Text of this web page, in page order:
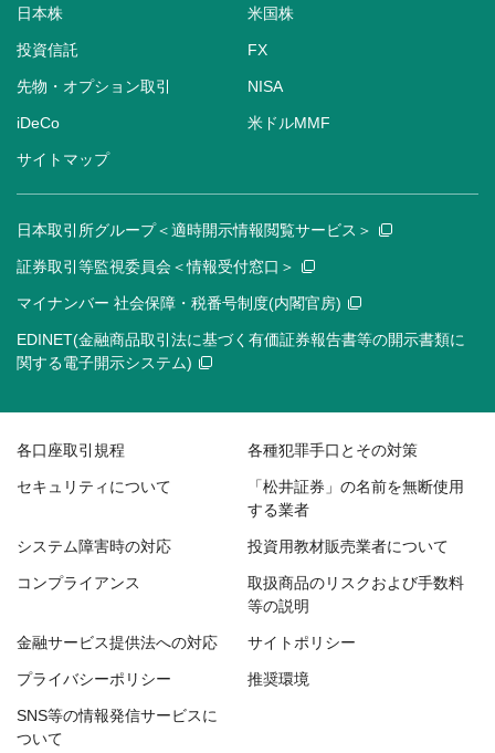
日本株 米国株
投資信託 FX
先物・オプション取引 NISA
iDeCo 米ドルMMF
サイトマップ
日本取引所グループ＜適時開示情報閲覧サービス＞
証券取引等監視委員会＜情報受付窓口＞
マイナンバー 社会保障・税番号制度(内閣官房)
EDINET(金融商品取引法に基づく有価証券報告書等の開示書類に
関する電子開示システム)
各口座取引規程 各種犯罪手口とその対策
セキュリティについて
「松井証券」の名前を無断使用
する業者
システム障害時の対応 投資用教材販売業者について
コンプライアンス
取扱商品のリスクおよび手数料
等の説明
金融サービス提供法への対応 サイトポリシー
プライバシーポリシー 推奨環境
SNS等の情報発信サービスに
ついて